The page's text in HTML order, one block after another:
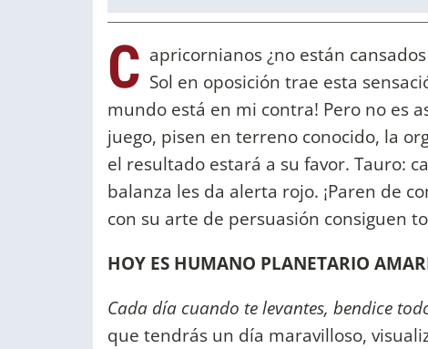
C apricornianos ¿no están
Sol en oposición trae esta
mundo está en mi contra! Pero no es
juego, pisen en terreno conocido, la
el resultado estará a su favor. Tauro:
balanza les da alerta rojo. ¡Paren de
con su arte de persuasión consiguen
HOY ES HUMANO PLANETARIO
Cada día cuando te levantes, bendice
que tendrás un día maravilloso,